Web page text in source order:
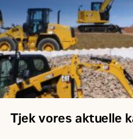
Tjek vores aktuelle